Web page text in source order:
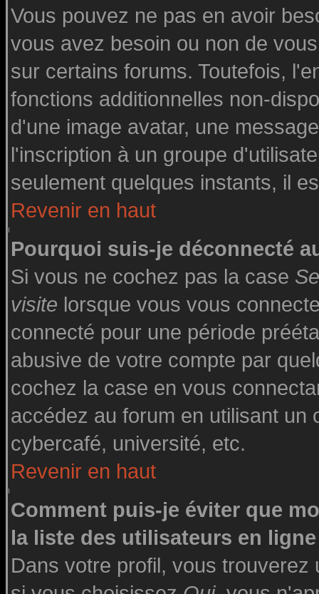
Vous pouvez ne pas en avoir
vous avez besoin ou non de
sur certains forums. Toutefois,
fonctions additionnelles non-
d'une image avatar, une
l'inscription à un groupe
seulement quelques instants, il
Revenir en haut
Pourquoi suis-je déconnecté
Si vous ne cochez pas la case
visite lorsque vous vous
connecté pour une période
abusive de votre compte par
cochez la case en vous
accédez au forum en utilisant un
cybercafé, université, etc.
Revenir en haut
Comment puis-je éviter que
la liste des utilisateurs en
Dans votre profil, vous trouverez